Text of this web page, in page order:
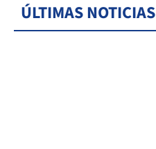
ÚLTIMAS NOTICIAS